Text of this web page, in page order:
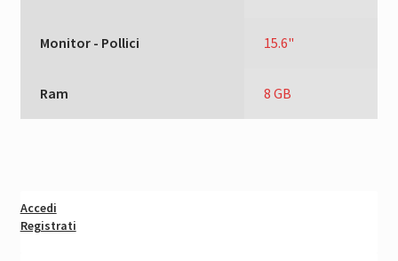
Monitor - Pollici 15.6"
Ram 8 GB
Accedi
Registrati